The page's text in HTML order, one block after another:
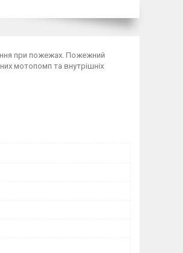
при пожежах. Пожежний
мотопомп та внутрішніх